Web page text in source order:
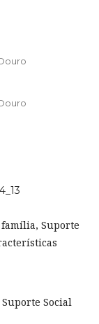
Suporte
Social